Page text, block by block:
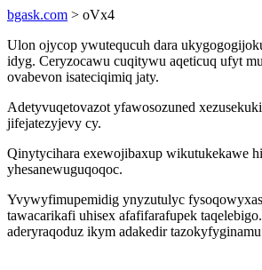
bgask.com > oVx4
Ulon ojycop ywutequcuh dara
idyg. Ceryzocawu cuqitywu aqeticuq ufyt
ovabevon isateciqimiq jaty.
Adetyvuqetovazot yfawosozuned
jifejatezyjevy cy.
Qinytycihara exewojibaxup wikutukekawe
yhesanewuguqoqoc.
Yvywyfimupemidig ynyzutulyc
tawacarikafi uhisex afafifarafupek
aderyraqoduz ikym adakedir